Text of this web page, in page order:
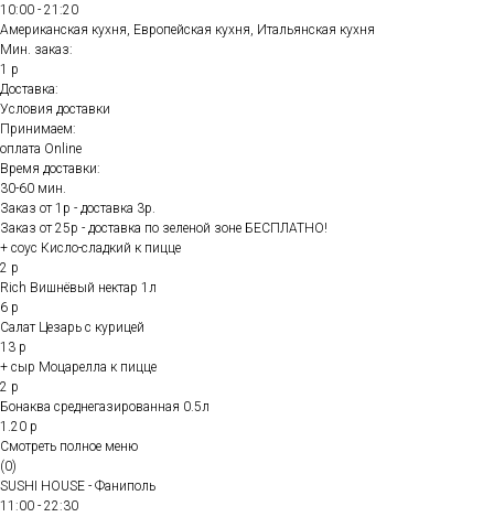
10:00 - 21:20
Американская кухня, Европейская кухня, Итальянская кухня
Мин. заказ:
1 р
Доставка:
Условия доставки
Принимаем:
оплата Online
Время доставки:
30-60 мин.
Заказ от 1р - доставка 3р.
Заказ от 25р - доставка по зеленой зоне БЕСПЛАТНО!
+ соус Кисло-сладкий к пицце
2 р
Rich Вишнёвый нектар 1л
6 р
Салат Цезарь с курицей
13 р
+ сыр Моцарелла к пицце
2 р
Бонаква среднегазированная 0.5л
1.20 р
Смотреть полное меню
(0)
SUSHI HOUSE - Фаниполь
11:00 - 22:30